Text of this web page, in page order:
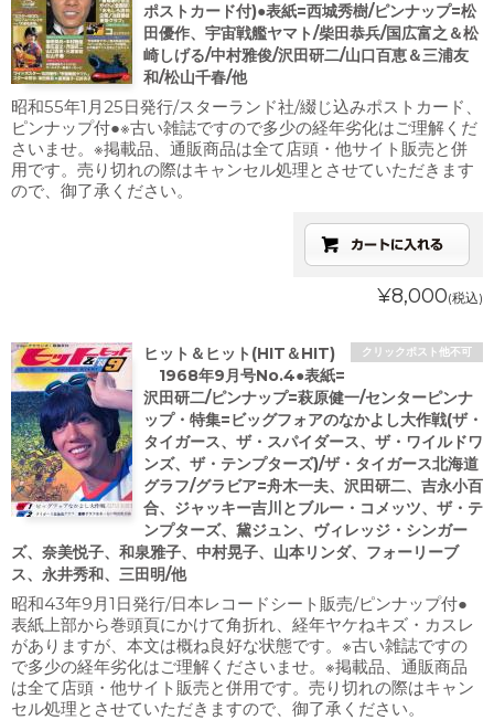
ポストカード付)●表紙=西城秀樹/ピンナップ=松
田優作、宇宙戦艦ヤマト/柴田恭兵/国広富之＆松
崎しげる/中村雅俊/沢田研二/山口百恵＆三浦友
和/松山千春/他
昭和55年1月25日発行/スターランド社/綴じ込みポストカード、
ピンナップ付●※古い雑誌ですので多少の経年劣化はご理解くだ
さいませ。※掲載品、通販商品は全て店頭・他サイト販売と併
用です。売り切れの際はキャンセル処理とさせていただきます
ので、御了承ください。
¥8,000(税込)
クリックポスト他不可
ヒット＆ヒット(HIT＆HIT)
1968年9月号No.4●表紙=
沢田研二/ピンナップ=萩原健一/センターピンナ
ップ・特集=ビッグフォアのなかよし大作戦(ザ・
タイガース、ザ・スパイダース、ザ・ワイルドワ
ンズ、ザ・テンプターズ)/ザ・タイガース北海道
グラフ/グラビア=舟木一夫、沢田研二、吉永小百
合、ジャッキー吉川とブルー・コメッツ、ザ・テ
ンプターズ、黛ジュン、ヴィレッジ・シンガー
ズ、奈美悦子、和泉雅子、中村晃子、山本リンダ、フォーリーブ
ス、永井秀和、三田明/他
昭和43年9月1日発行/日本レコードシート販売/ピンナップ付●
表紙上部から巻頭頁にかけて角折れ、経年ヤケねキズ・カスレ
がありますが、本文は概ね良好な状態です。※古い雑誌ですの
で多少の経年劣化はご理解くださいませ。※掲載品、通販商品
は全て店頭・他サイト販売と併用です。売り切れの際はキャン
セル処理とさせていただきますので、御了承ください。